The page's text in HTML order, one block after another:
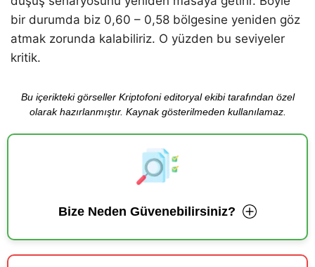
bir durumda biz 0,60 – 0,58 bölgesine yeniden göz
atmak zorunda kalabiliriz. O yüzden bu seviyeler
kritik.
Bu içerikteki görseller Kriptofoni editoryal ekibi tarafından özel
olarak hazırlanmıştır. Kaynak gösterilmeden kullanılamaz.
Bize Neden Güvenebilirsiniz?